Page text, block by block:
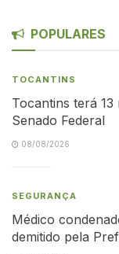
POPULARES
TOCANTINS
Tocantins terá
Senado Federal
08/08/2026
SEGURANÇA
Médico
demitido pela